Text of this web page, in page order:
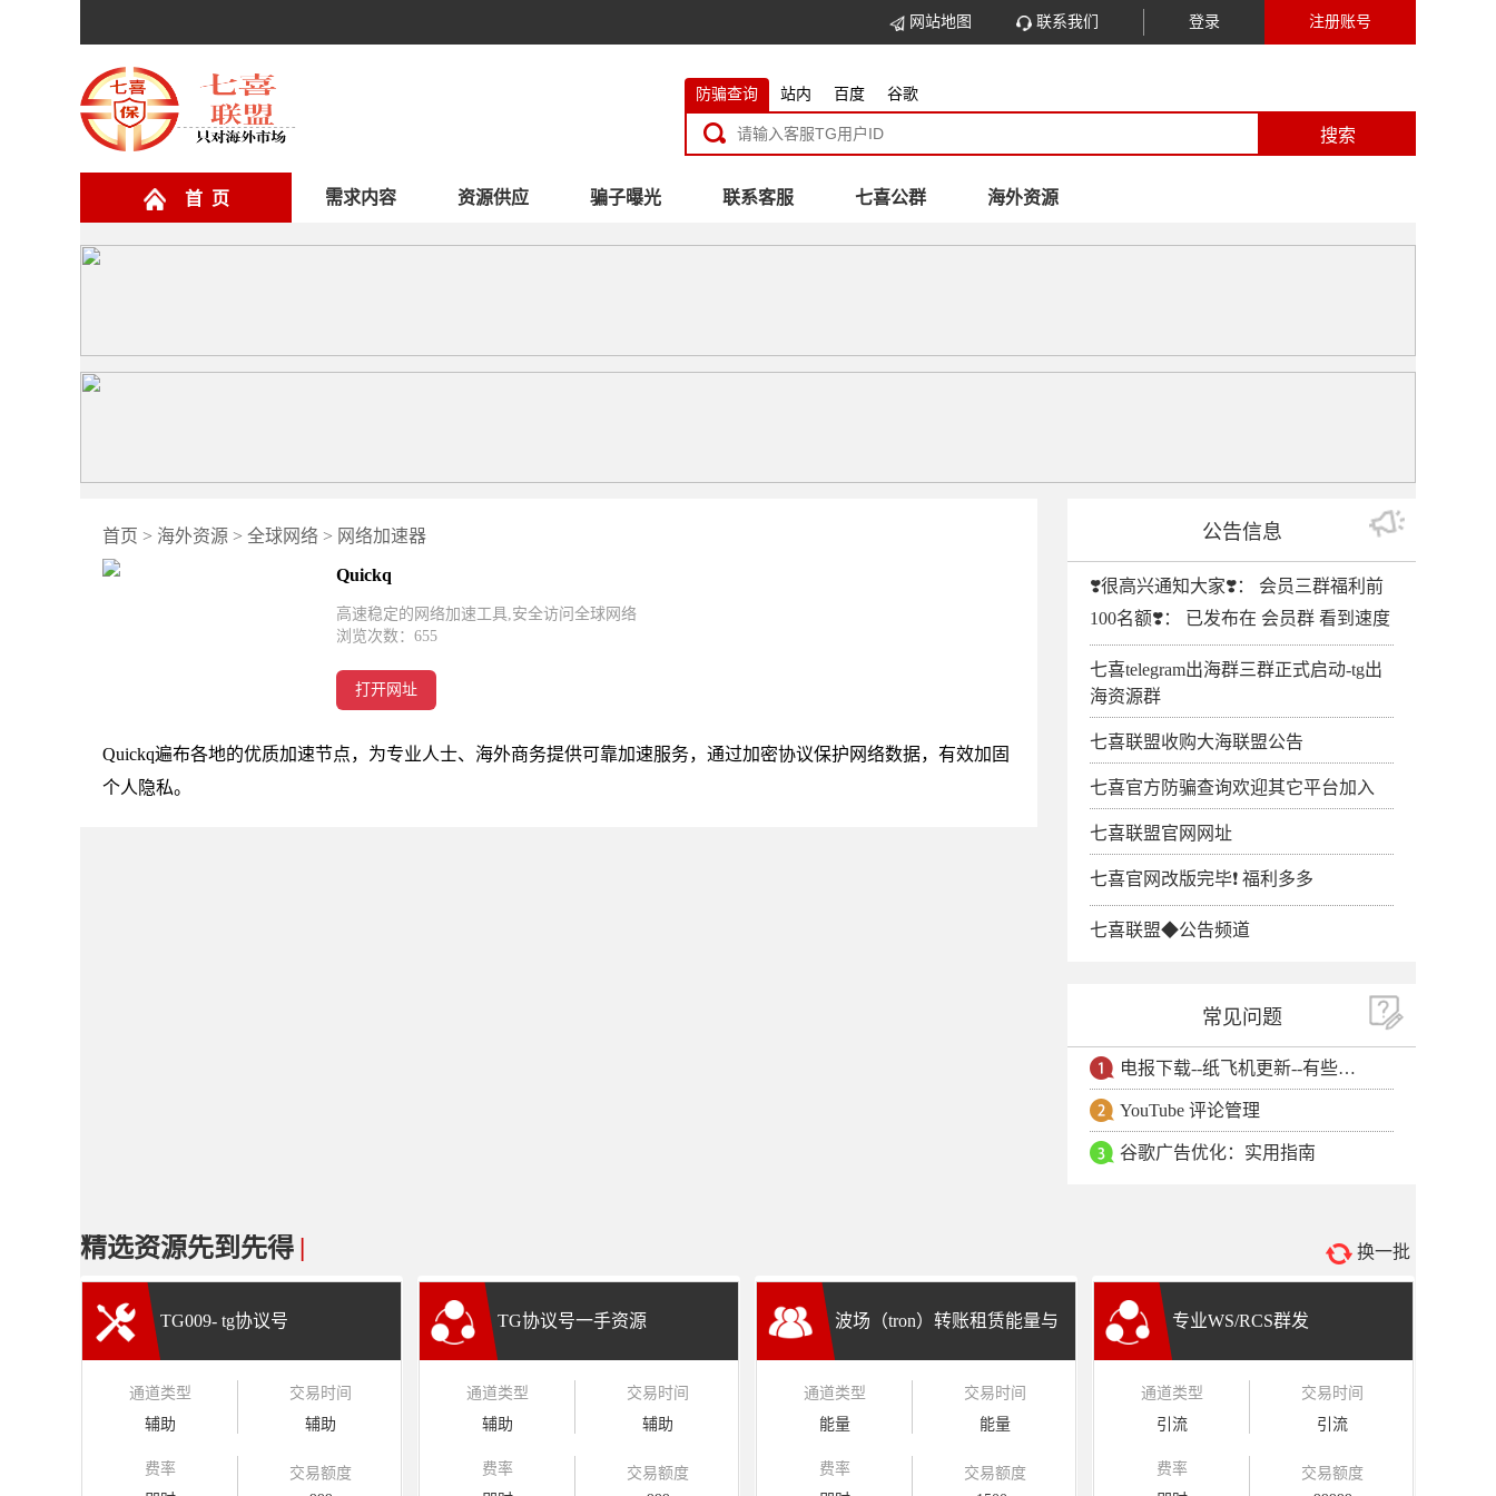
注册账号
登录
联系我们
网站地图
防骗查询 站内 百度 谷歌
搜索
首 页 需求内容 资源供应 骗子曝光 联系客服 七喜公群 海外资源
首页 > 海外资源 > 全球网络 > 网络加速器
Quickq
高速稳定的网络加速工具,安全访问全球网络
浏览次数： 655
打开网址
Quickq遍布各地的优质加速节点，为专业人士、海外商务提供可靠加速服务，通过加密协议保护网络数据，有效加固
个人隐私。
公告信息
❣️很高兴通知大家❣️： 会员三群福利前
100名额❣️： 已发布在 会员群 看到速度
七喜telegram出海群三群正式启动-tg出
海资源群
七喜联盟收购大海联盟公告
七喜官方防骗查询欢迎其它平台加入
七喜联盟官网网址
七喜官网改版完毕❗️ 福利多多
七喜联盟◆公告频道
常见问题
电报下载--纸飞机更新--有些用户安卓手机无法更新电报软件
YouTube 评论管理
谷歌广告优化：实用指南
精选资源先到先得 | 换一批
TG009- tg协议号
通道类型
辅助
交易时间
辅助
费率
交易额度
TG协议号一手资源
通道类型
辅助
交易时间
辅助
费率
交易额度
波场（tron）转账租赁能量与
通道类型
能量
交易时间
能量
费率
交易额度
专业WS/RCS群发
通道类型
引流
交易时间
引流
费率
交易额度